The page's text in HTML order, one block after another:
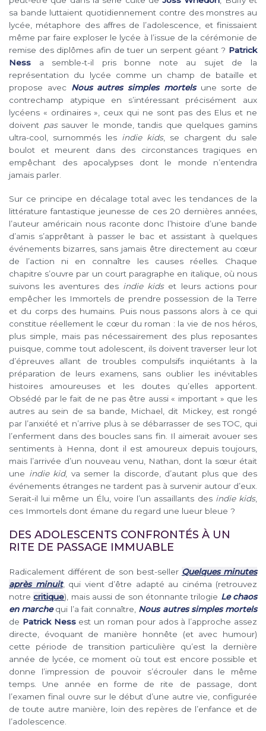
sa bande luttaient quotidiennement contre des monstres au
lycée, métaphore des affres de l’adolescence, et finissaient
même par faire exploser le lycée à l’issue de la cérémonie de
remise des diplômes afin de tuer un serpent géant ? Patrick
Ness a semble-t-il pris bonne note au sujet de la
représentation du lycée comme un champ de bataille et
propose avec Nous autres simples mortelsune sorte de
contrechamp atypique en s’intéressant précisément aux
lycéens « ordinaires », ceux qui ne sont pas des Elus et ne
doivent passauver le monde, tandis que quelques gamins
ultra-cool, surnommés les indie kids, se chargent du sale
boulot et meurent dans des circonstances tragiques en
empêchant des apocalypses dont le monde n’entendra
jamais parler.
Sur ce principe en décalage total avec les tendances de la
littérature fantastique jeunesse de ces 20 dernières années,
l’auteur américain nous raconte donc l’histoire d’une bande
d’amis s’apprêtant à passer le bac et assistant à quelques
événements bizarres, sans jamais être directement au cœur
de l’action ni en connaître les causes réelles. Chaque
chapitre s’ouvre par un court paragraphe en italique, où nous
suivons les aventures des indie kidset leurs actions pour
empêcher les Immortels de prendre possession de la Terre
et du corps des humains. Puis nous passons alors à ce qui
constitue réellement le cœur du roman : la vie de nos héros,
plus simple, mais pas nécessairement des plus reposantes
puisque, comme tout adolescent, ils doivent traverser leur lot
d’épreuves allant de troubles compulsifs inquiétants à la
préparation de leurs examens, sans oublier les inévitables
histoires amoureuses et les doutes qu’elles apportent.
Obsédé par le fait de ne pas être aussi « important » que les
autres au sein de sa bande, Michael, dit Mickey, est rongé
par l’anxiété et n’arrive plus à se débarrasser de ses TOC, qui
l’enferment dans des boucles sans fin. Il aimerait avouer ses
sentiments à Henna, dont il est amoureux depuis toujours,
mais l’arrivée d’un nouveau venu, Nathan, dont la sœur était
une indie kid, va semer la discorde, d’autant plus que des
événements étranges ne tardent pas à survenir autour d’eux.
Serait-il lui même un Élu, voire l’un assaillants des indie kids,
ces Immortels dont émane du regard une lueur bleue ?
DES ADOLESCENTS CONFRONTÉS À UN
RITE DE PASSAGE IMMUABLE
Radicalement différent de son best-seller Quelques minutes
après minuit, qui vient d’être adapté au cinéma (retrouvez
notrecritique), mais aussi de son étonnante trilogie Le chaos
en marchequi l’a fait connaître, Nous autres simples mortels
de Patrick Nessest un roman pour ados à l’approche assez
directe, évoquant de manière honnête (et avec humour)
cette période de transition particulière qu’est la dernière
année de lycée, ce moment où tout est encore possible et
donne l’impression de pouvoir s’écrouler dans le même
temps. Une année en forme de rite de passage, dont
l’examen final ouvre sur le début d’une autre vie, configurée
de toute autre manière, loin des repères de l’enfance et de
l’adolescence.